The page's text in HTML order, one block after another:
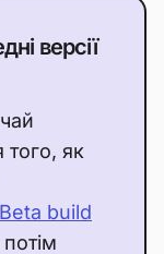
версії
того, як
build